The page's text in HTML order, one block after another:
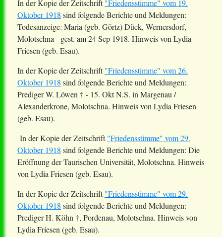
In der Kopie der Zeitschrift"Friedensstimme" vom 19.
Oktober 1918 sind folgende Berichte und Meldungen:
Todesanzeige: Maria (geb. Görtz) Dück, Wernersdorf,
Molotschna - gest. am 24 Sep 1918. Hinweis von Lydia
Friesen (geb. Esau).
In der Kopie der Zeitschrift"Friedensstimme" vom 26.
Oktober 1918 sind folgende Berichte und Meldungen:
Prediger W. Löwen † - 15. Okt N.S. in Margenau /
Alexanderkrone, Molotschna. Hinweis von Lydia Friesen
(geb. Esau).
In der Kopie der Zeitschrift"Friedensstimme" vom 29.
Oktober 1918 sind folgende Berichte und Meldungen: Die
Eröffnung derTaurischenUniversität, Molotschna. Hinweis
von Lydia Friesen (geb. Esau).
In der Kopie der Zeitschrift"Friedensstimme" vom 29.
Oktober 1918 sind folgende Berichte und Meldungen:
Prediger H. Köhn †, Pordenau, Molotschna. Hinweis von
Lydia Friesen (geb. Esau).